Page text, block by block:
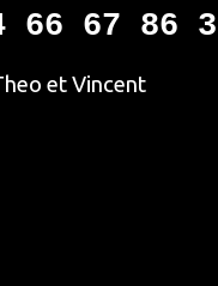
66 67 86
et Vincent